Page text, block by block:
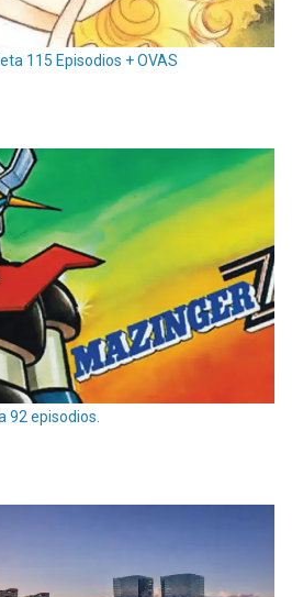
115 Episodios + OVAS
92 episodios.